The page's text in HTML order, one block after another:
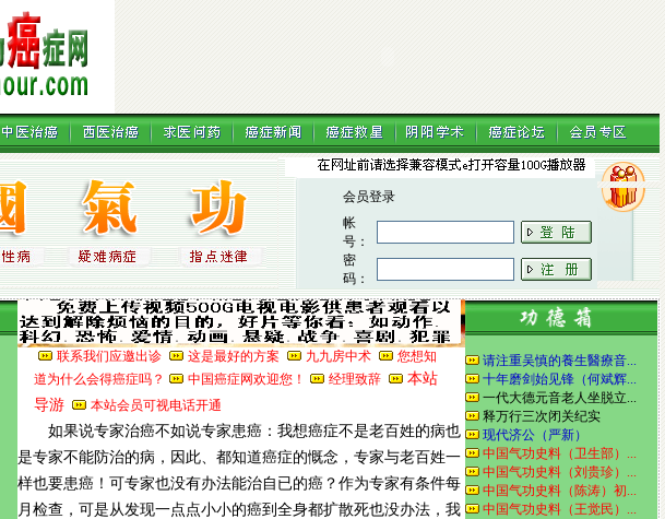
联系我们应邀出诊 这是最好的方案 九九房中术
您想知
道为什么会得癌症吗？
中国癌症网欢迎您！ 经理致辞
本站
导游
本站会员可视电话开通
如果说专家治癌不如说专家患癌：我想癌症不是老百姓的病也
是专家不能防治的病，因此、都知道癌症的慨念，专家与老百姓一
样也要患癌！可专家也没有办法能治自已的癌？作为专家有条件每
月检查，可是从发现一点点小小的癌到全身都扩散死也没办法，我
请注重吴慎的養生醫療音...
十年磨剑始见锋（何斌辉...
一代大德元音老人坐脱立...
释万行三次闭关纪实
现代济公（严新）
中国气功史料（卫生部）...
中国气功史料（刘贵珍）...
中国气功史料（陈涛）初...
中国气功史料（王觉民）...